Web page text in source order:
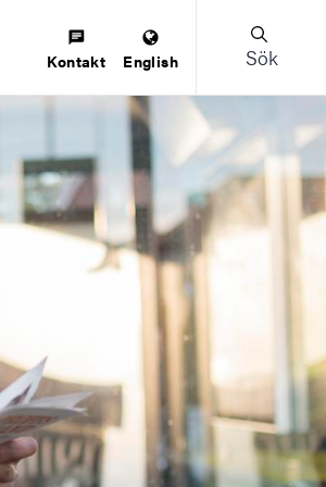
Kontakt English Sök